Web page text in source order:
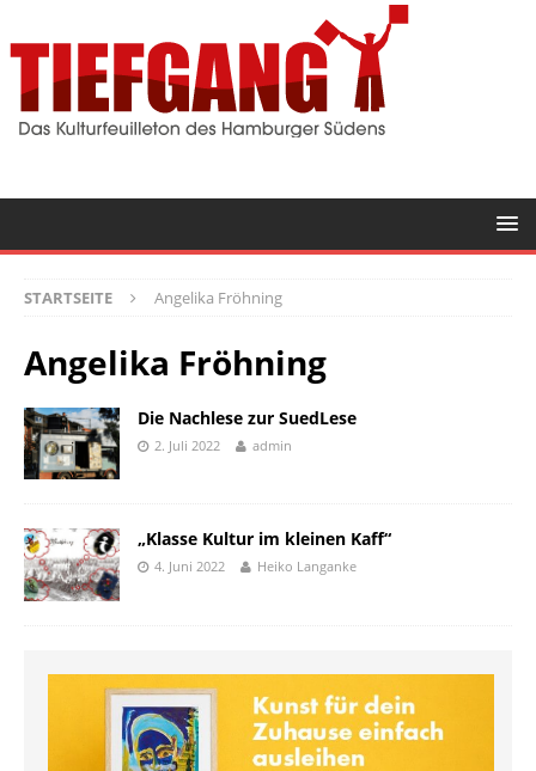
STARTSEITE Angelika Fröhning
Angelika Fröhning
Die Nachlese zur SuedLese
2. Juli 2022 admin
„Klasse Kultur im kleinen Kaff“
4. Juni 2022 Heiko Langanke